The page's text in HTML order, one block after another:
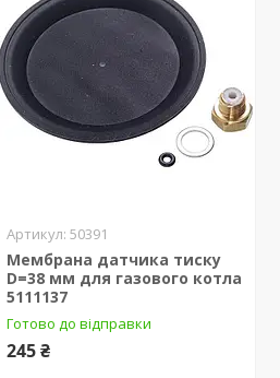
50391
Мембрана датчика тиску
D=38 мм для газового котла
5111137
Готово до відправки
245 ₴